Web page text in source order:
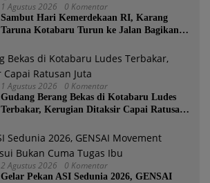
1 Agustus 2026 0 Komentar
Sambut Hari Kemerdekaan RI, Karang
Taruna Kotabaru Turun ke Jalan Bagikan
1 Agustus 2026 0 Komentar
Gudang Berang Bekas di Kotabaru Ludes
Terbakar, Kerugian Ditaksir Capai Ratusan
2 Agustus 2026 0 Komentar
Gelar Pekan ASI Sedunia 2026, GENSAI